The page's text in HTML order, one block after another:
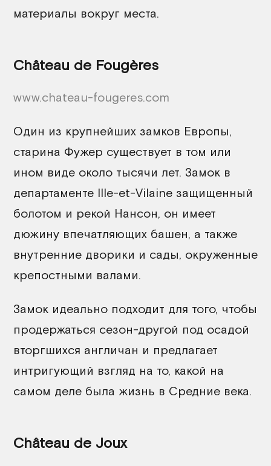
материалы вокруг места.
Château de Fougères
www.chateau-fougeres.com
Один из крупнейших замков Европы,
старина Фужер существует в том или
ином виде около тысячи лет. Замок в
департаменте Ille-et-Vilaine защищенный
болотом и рекой Нансон, он имеет
дюжину впечатляющих башен, а также
внутренние дворики и сады, окруженные
крепостными валами.
Замок идеально подходит для того, чтобы
продержаться сезон-другой под осадой
вторгшихся англичан и предлагает
интригующий взгляд на то, какой на
самом деле была жизнь в Средние века.
Château de Joux